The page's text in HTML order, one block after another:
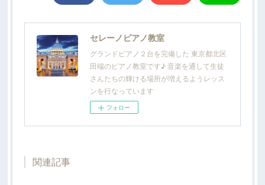
セレーノピアノ教室
グランドピアノ２台を完備した 東京都北区
田端のピアノ教室です♪ 音楽を通して生徒
さんたちの輝ける場所が増えるようレッス
ンを行なっています
フォロー
関連記事